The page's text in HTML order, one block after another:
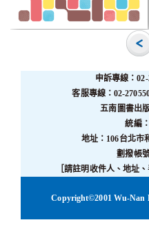
申訴專線：
客服專線：02-
五南圖書出
統編
地址：106台北市
劃撥帳
［請註明收件人、地址
Copyright©2001 Wu-Nan